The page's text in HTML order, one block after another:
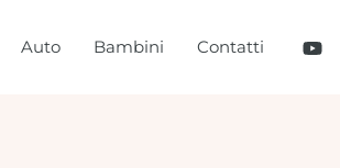
Auto Bambini Contatti